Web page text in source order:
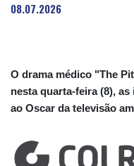
08.07.2026
O drama médico "The
nesta quarta-feira (8),
ao Oscar da televisão